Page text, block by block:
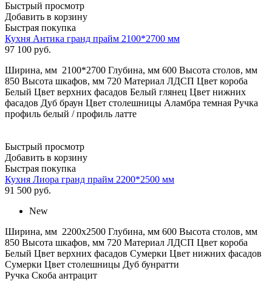
Быстрый просмотр
Добавить в корзину
Быстрая покупка
Кухня Антика гранд прайм 2100*2700 мм
97 100 руб.
Ширина, мм 2100*2700 Глубина, мм 600 Высота столов, мм
850 Высота шкафов, мм 720 Материал ЛДСП Цвет короба
Белый Цвет верхних фасадов Белый глянец Цвет нижних
фасадов Дуб браун Цвет столешницы Аламбра темная Ручка
профиль белый / профиль латте
Быстрый просмотр
Добавить в корзину
Быстрая покупка
Кухня Лиора гранд прайм 2200*2500 мм
91 500 руб.
New
Ширина, мм 2200х2500 Глубина, мм 600 Высота столов, мм
850 Высота шкафов, мм 720 Материал ЛДСП Цвет короба
Белый Цвет верхних фасадов Сумерки Цвет нижних фасадов
Сумерки Цвет столешницы Дуб бунратти
Ручка Скоба антрацит